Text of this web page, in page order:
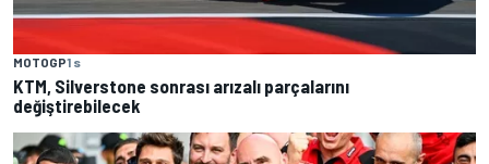
MOTOGP1 s
KTM, Silverstone sonrası arızalı parçalarını
değiştirebilecek